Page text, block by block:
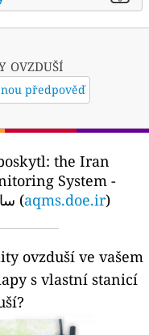
ovzduší
předpověď
the Iran
System -
سامانه پایش کیفی هوای کشور (aqms.doe.ir)
ovzduší ve vašem
s vlastní stanicí